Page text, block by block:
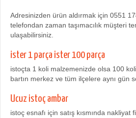
Adresinizden ürün aldırmak için 0551
telefondan zaman taşımacılık müşteri
ulaşabilirsiniz.
ister 1 parça ister 100 parça
istoçta 1 koli malzemenizde olsa 100
bartın merkez ve tüm ilçelere aynı gün
Ucuz istoç ambar
istoç esnafı için satış kısmında nakliyat